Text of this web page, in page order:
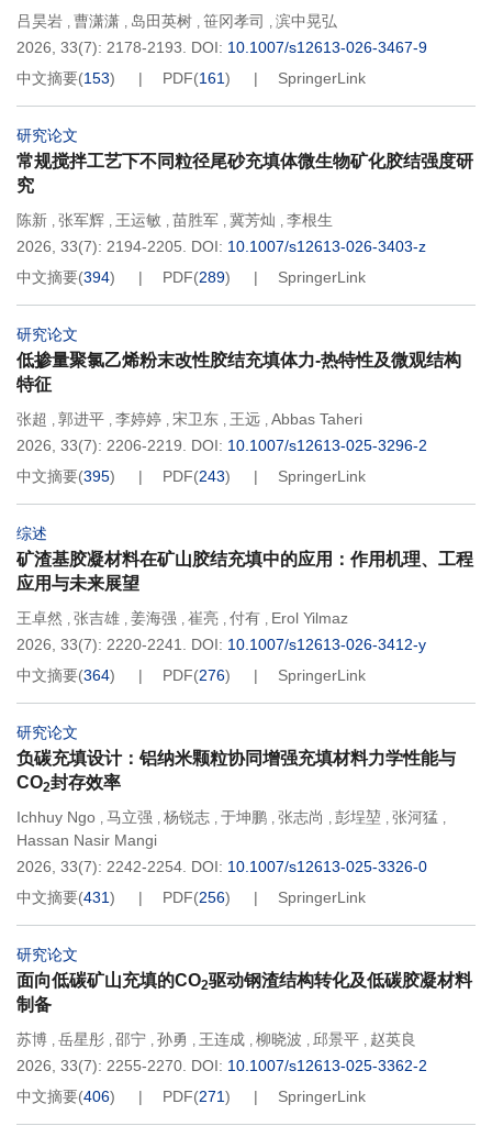
吕昊岩 , 曹潇潇 , 岛田英树 , 笹冈孝司 , 滨中晃弘
2026, 33(7): 2178-2193. DOI: 10.1007/s12613-026-3467-9
中文摘要(153) PDF(161) SpringerLink
研究论文
常规搅拌工艺下不同粒径尾砂充填体微生物矿化胶结强度研
究
陈新 , 张军辉 , 王运敏 , 苗胜军 , 冀芳灿 , 李根生
2026, 33(7): 2194-2205. DOI: 10.1007/s12613-026-3403-z
中文摘要(394) PDF(289) SpringerLink
研究论文
低掺量聚氯乙烯粉末改性胶结充填体力-热特性及微观结构
特征
张超 , 郭进平 , 李婷婷 , 宋卫东 , 王远 , Abbas Taheri
2026, 33(7): 2206-2219. DOI: 10.1007/s12613-025-3296-2
中文摘要(395) PDF(243) SpringerLink
综述
矿渣基胶凝材料在矿山胶结充填中的应用：作用机理、工程
应用与未来展望
王卓然 , 张吉雄 , 姜海强 , 崔亮 , 付有 , Erol Yilmaz
2026, 33(7): 2220-2241. DOI: 10.1007/s12613-026-3412-y
中文摘要(364) PDF(276) SpringerLink
研究论文
负碳充填设计：铝纳米颗粒协同增强充填材料力学性能与
CO2封存效率
Ichhuy Ngo , 马立强 , 杨锐志 , 于坤鹏 , 张志尚 , 彭埕堃 , 张河猛 ,
Hassan Nasir Mangi
2026, 33(7): 2242-2254. DOI: 10.1007/s12613-025-3326-0
中文摘要(431) PDF(256) SpringerLink
研究论文
面向低碳矿山充填的CO2驱动钢渣结构转化及低碳胶凝材料
制备
苏博 , 岳星彤 , 邵宁 , 孙勇 , 王连成 , 柳晓波 , 邱景平 , 赵英良
2026, 33(7): 2255-2270. DOI: 10.1007/s12613-025-3362-2
中文摘要(406) PDF(271) SpringerLink